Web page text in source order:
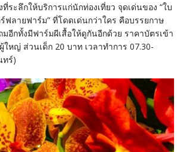
ระลึกให้บริการแก่นักท่องเที่ยว จุดเด่นของ “ใบ
ฟลายฟาร์ม” ที่โดดเด่นกว่าใคร คือบรรยกาษ
อีกทั้งมีฟาร์มผีเสื้อให้ดูกันอีกด้วย ราคาบัตรเข้า
หญ่ ส่วนเด็ก 20 บาท เวลาทำการ 07.30-
ทร์)